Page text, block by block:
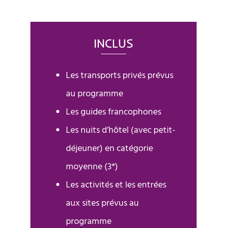
INCLUS
Les transports privés prévus
au programme
Les guides francophones
Les nuits d’hôtel (avec petit-
déjeuner) en catégorie
moyenne (3*)
Les activités et les entrées
aux sites prévus au
programme